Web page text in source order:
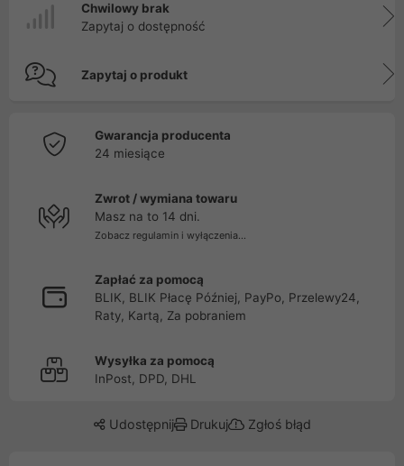
Chwilowy brak
Zapytaj o dostępność
Zapytaj o produkt
Gwarancja producenta
24 miesiące
Zwrot / wymiana towaru
Masz na to 14 dni.
Zobacz regulamin i wyłączenia...
Zapłać za pomocą
BLIK, BLIK Płacę Później, PayPo, Przelewy24,
Raty, Kartą, Za pobraniem
Wysyłka za pomocą
InPost, DPD, DHL
Udostępnij Drukuj Zgłoś błąd